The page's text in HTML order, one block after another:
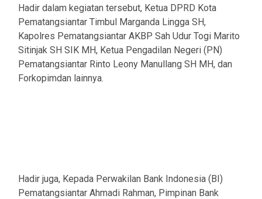
Hadir dalam kegiatan tersebut, Ketua DPRD Kota
Pematangsiantar Timbul Marganda Lingga SH,
Kapolres Pematangsiantar AKBP Sah Udur Togi Marito
Sitinjak SH SIK MH, Ketua Pengadilan Negeri (PN)
Pematangsiantar Rinto Leony Manullang SH MH, dan
Forkopimdan lainnya.
Hadir juga, Kepada Perwakilan Bank Indonesia (BI)
Pematangsiantar Ahmadi Rahman, Pimpinan Bank